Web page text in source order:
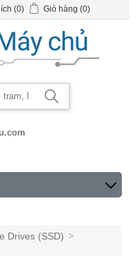
(0) Giỏ hàng (0)
Drives (SSD) >